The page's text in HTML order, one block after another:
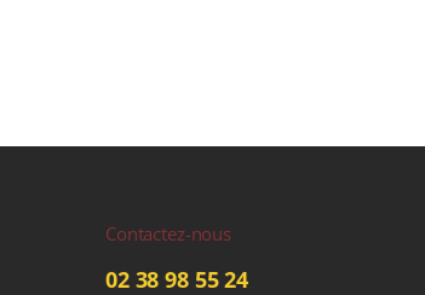
Contactez-nous
02 38 98 55 24